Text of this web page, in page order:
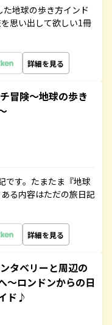
地球の歩き方インド
思い出して欲しい1冊
詳細を見る
冒険～地球の歩き
です。たまたま『地球
る内容はただの旅日記
詳細を見る
タベリーと周辺の
～ロンドンからの日
ド♪